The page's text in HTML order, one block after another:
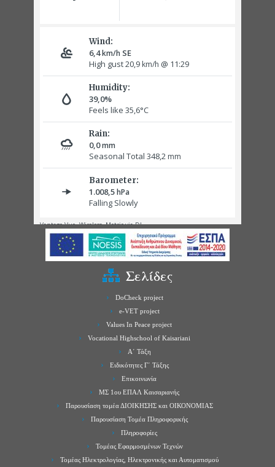
Σελίδες
DoCheck project
e-VET project
Values In Peace project
Vocational Highschool of Kaisariani
Α΄ Τάξη
Ειδικότητες Γ΄ Τάξης
Επικοινωνία
ΜΣ 1ου ΕΠΑΛ Καισαριανής
Παρουσίαση τομέα ΔΙΟΙΚΗΣΗΣ και ΟΙΚΟΝΟΜΙΑΣ
Παρουσίαση Τομέα Πληροφορικής
Πληροφορίες
Τομέας Εφαρμοσμένων Τεχνών
Τομέας Ηλεκτρολογίας, Ηλεκτρονικής και Αυτοματισμού